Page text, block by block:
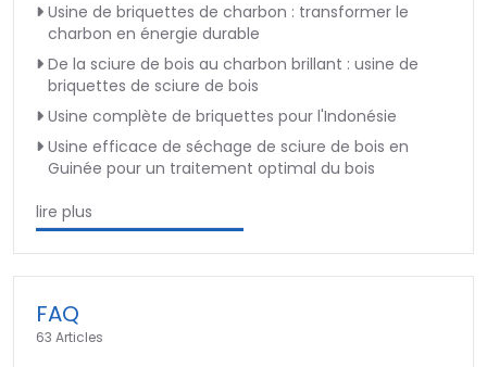
Usine de briquettes de charbon : transformer le
charbon en énergie durable
De la sciure de bois au charbon brillant : usine de
briquettes de sciure de bois
Usine complète de briquettes pour l'Indonésie
Usine efficace de séchage de sciure de bois en
Guinée pour un traitement optimal du bois
lire plus
FAQ
63 Articles